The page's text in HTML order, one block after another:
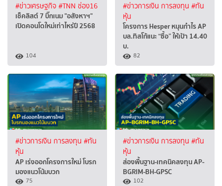
#ข่าวเศรษฐกิจ #TNN ช่อง16
เช็คลิสต์ 7 บิ๊กเนม "อสังหาฯ"
เปิดคอนโดใหม่เท่าไหร่ปี 2568
104
#ข่าวการเงิน การลงทุน #ทัน
หุ้น
โครงการ Hesper หนุนกำไร AP
บล.ทิสโก้แนะ “ซื้อ” ให้เป้า 14.40
บ.
82
#ข่าวการเงิน การลงทุน #ทัน
หุ้น
AP เร่งออกโครงการใหม่ โบรก
มองแนวโน้มบวก
75
#ข่าวการเงิน การลงทุน #ทัน
หุ้น
ส่องพื้นฐาน-เทคนิคลงทุน AP-
BGRIM-BH-GPSC
102